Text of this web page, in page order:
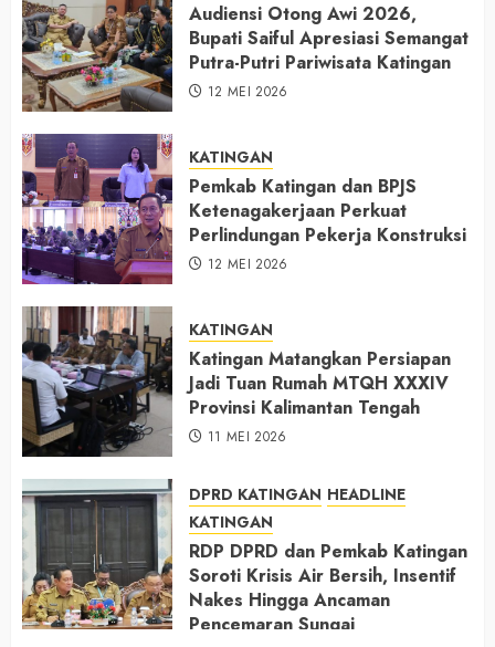
Audiensi Otong Awi 2026,
Bupati Saiful Apresiasi Semangat
Putra-Putri Pariwisata Katingan
12 MEI 2026
KATINGAN
Pemkab Katingan dan BPJS
Ketenagakerjaan Perkuat
Perlindungan Pekerja Konstruksi
12 MEI 2026
KATINGAN
Katingan Matangkan Persiapan
Jadi Tuan Rumah MTQH XXXIV
Provinsi Kalimantan Tengah
11 MEI 2026
DPRD KATINGAN HEADLINE
KATINGAN
RDP DPRD dan Pemkab Katingan
Soroti Krisis Air Bersih, Insentif
Nakes Hingga Ancaman
Pencemaran Sungai